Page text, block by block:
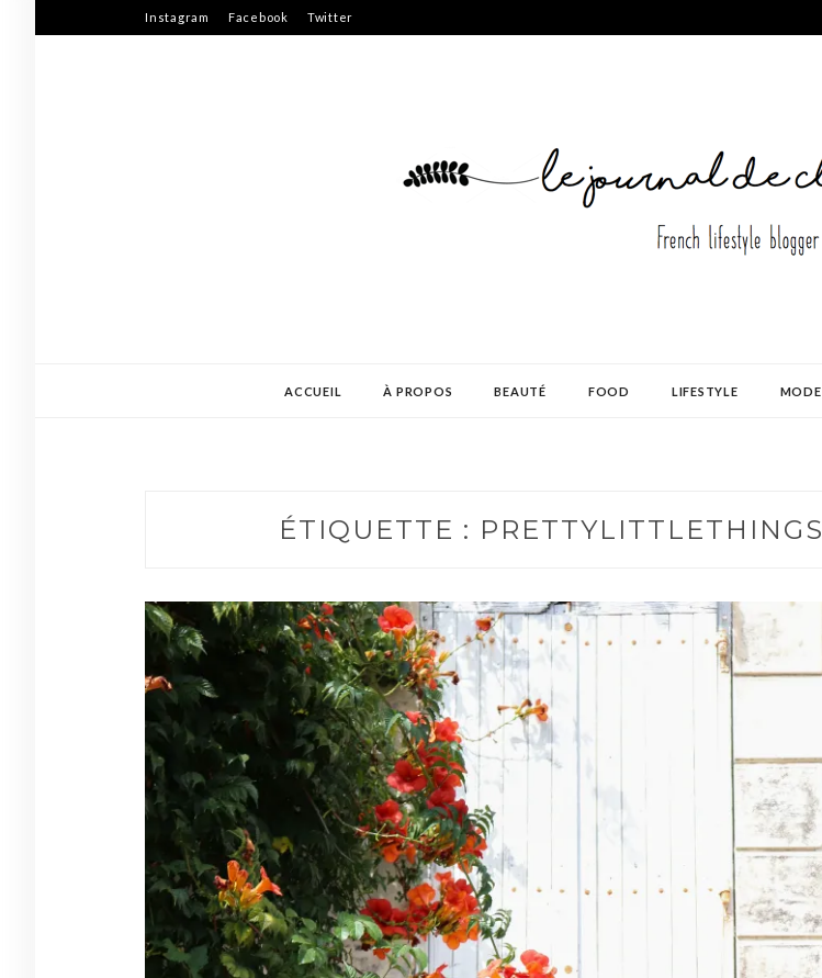
to
Instagram Facebook Twitter
ACCUEIL À PROPOS BEAUTÉ FOOD LIFESTYLE MODE
ÉTIQUETTE : PRETTYLITTLETHINGS